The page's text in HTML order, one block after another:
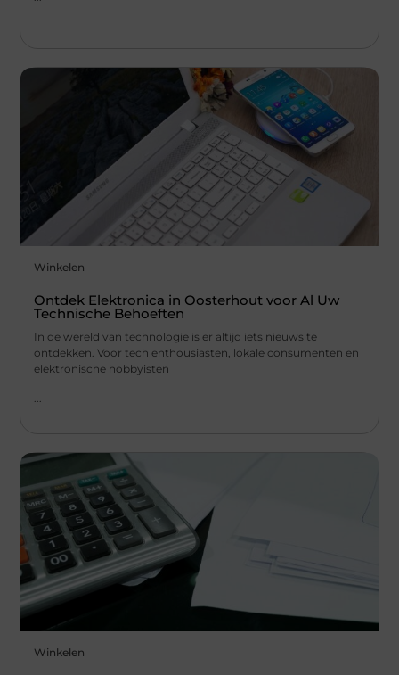
Winkelen
Ontdek Elektronica in Oosterhout voor Al Uw
Technische Behoeften
In de wereld van technologie is er altijd iets nieuws te
ontdekken. Voor tech enthousiasten, lokale consumenten en
elektronische hobbyisten
Winkelen